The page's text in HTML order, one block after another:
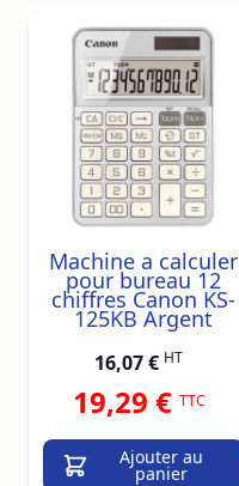
Machine a calculer
pour bureau 12
chiffres Canon KS-
125KB Argent
16,07 € HT
19,29 € TTC
Ajouter au
panier